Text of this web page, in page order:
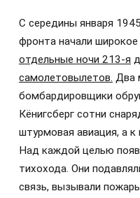
С середины января
фронта начали широкое
отдельные ночи 213-я
самолетовылетов. Два
бомбардировщики
Кёнигсберг сотни
штурмовая авиация, а к
Над каждой целью
тихохода. Они
связь, вызывали